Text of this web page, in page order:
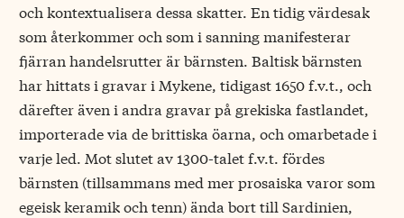
och kontextualisera dessa skatter. En tidig värdesak
som återkommer och som i sanning manifesterar
fjärran handelsrutter är bärnsten. Baltisk bärnsten
har hittats i gravar i Mykene, tidigast 1650 f.v.t., och
därefter även i andra gravar på grekiska fastlandet,
importerade via de brittiska öarna, och omarbetade i
varje led. Mot slutet av 1300-talet f.v.t. fördes
bärnsten (tillsammans med mer prosaiska varor som
egeisk keramik och tenn) ända bort till Sardinien,